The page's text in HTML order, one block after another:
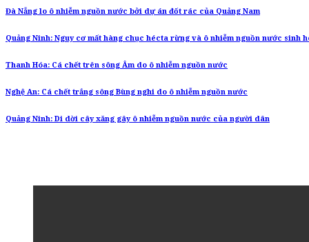
Đà Nẵng lo ô nhiễm nguồn nước bởi dự án đốt rác của Quảng Nam
Quảng Ninh: Nguy cơ mất hàng chục hécta rừng và ô nhiễm nguồn nước sinh
Thanh Hóa: Cá chết trên sông Âm do ô nhiễm nguồn nước
Nghệ An: Cá chết trắng sông Bùng nghi do ô nhiễm nguồn nước
Quảng Ninh: Di dời cây xăng gây ô nhiễm nguồn nước của người dân